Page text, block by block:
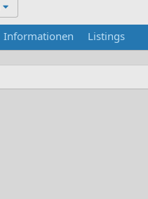
Informationen Listings